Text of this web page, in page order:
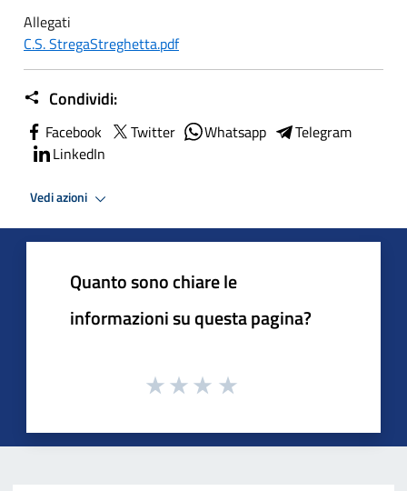
Allegati
C.S. StregaStreghetta.pdf
Condividi:
Facebook Twitter Whatsapp
Telegram
LinkedIn
Vedi azioni
Quanto sono chiare le
informazioni su questa pagina?